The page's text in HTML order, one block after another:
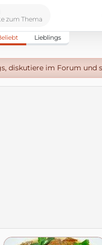
zum Thema
Lieblings
diskutiere im Forum und